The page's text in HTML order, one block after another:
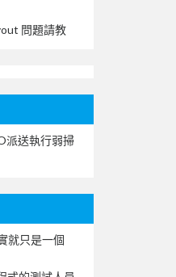
問題請教
派送執行弱掃
就只是一個